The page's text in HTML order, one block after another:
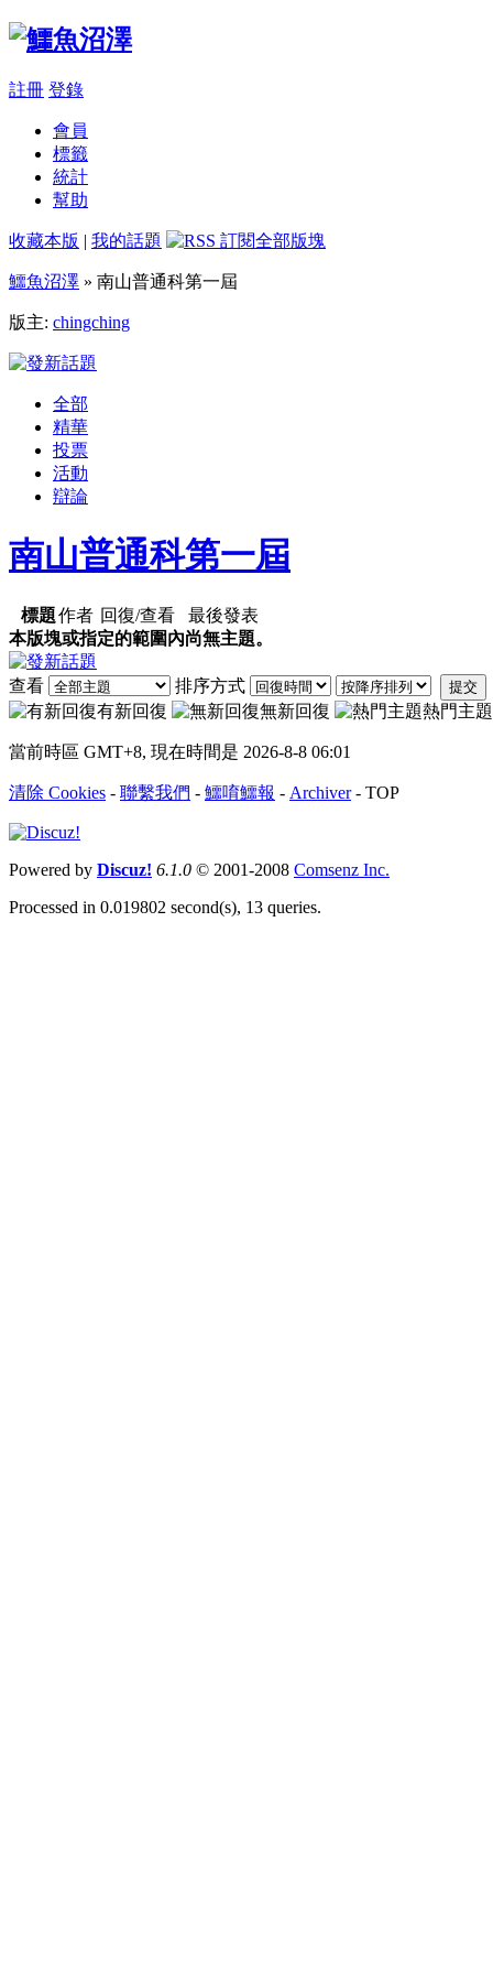
註冊 登錄
會員
標籤
統計
幫助
收藏本版 | 我的話題
鱷魚沼澤 » 南山普通科第一屆
版主: chingching
全部
精華
投票
活動
辯論
南山普通科第一屆
標題作者 回復/查看
最後發表
本版塊或指定的範圍內尚無主題。
查看 排序方式 提交
有新回復 無新回復 熱門主題
當前時區 GMT+8, 現在時間是 2026-8-8 06:01
清除 Cookies - 聯繫我們 - 鱷唷鱷報 - Archiver- TOP
Powered by Discuz! 6.1.0 © 2001-2008 Comsenz Inc.
Processed in 0.019802 second(s), 13 queries.